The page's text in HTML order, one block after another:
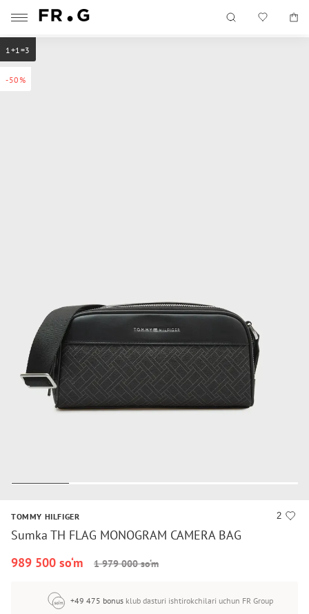
-50%
1+1=3
2
TOMMY HILFIGER
Sumka TH FLAG MONOGRAM CAMERA BAG
989 500 so‘m
1 979 000 so‘m
+49 475 bonus klub dasturi ishtirokchilari uchun FR Group